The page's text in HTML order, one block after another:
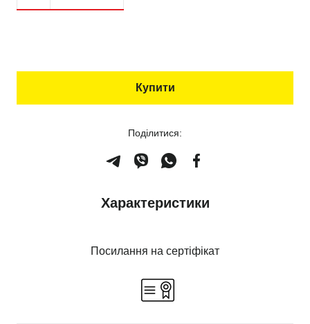
Купити
Поділитися:
Характеристики
Посилання на сертіфікат